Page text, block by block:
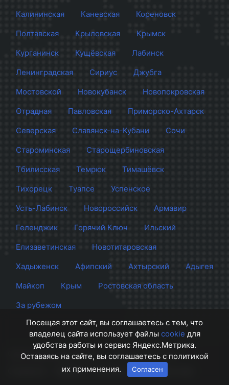
Калининская
Каневская
Кореновск
Полтавская
Крыловская
Крымск
Курганинск
Кущёвская
Лабинск
Ленинградская
Сириус
Джубга
Мостовской
Новокубанск
Новопокровская
Отрадная
Павловская
Приморско-Ахтарск
Северская
Славянск-на-Кубани
Сочи
Староминская
Старощербиновская
Тбилисская
Темрюк
Тимашёвск
Тихорецк
Туапсе
Успенское
Усть-Лабинск
Новороссийск
Армавир
Геленджик
Горячий Ключ
Ильский
Елизаветинская
Новотитаровская
Хадыженск
Афипский Ахтырский
Адыгея
Майкоп
Крым
Ростовская область
За рубежом
Сайт Краснодара
© 2012 - 2026 СМИ Кубани
Правила Контакты Напишите нам
Посещая этот сайт, вы соглашаетесь с тем, что
владелец сайта использует файлы cookie для
удобства работы и сервис Яндекс.Метрика.
Оставаясь на сайте, вы соглашаетесь с политикой
их применения.
Согласен